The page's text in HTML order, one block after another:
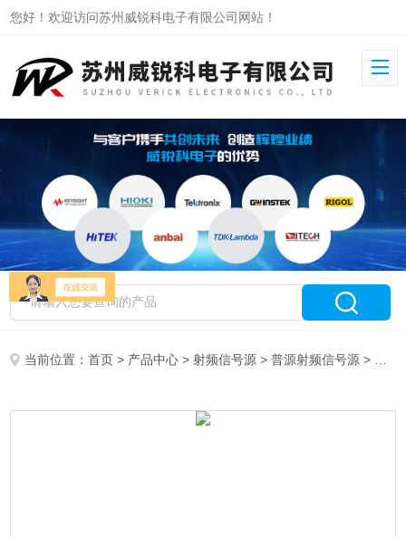
您好！欢迎访问苏州威锐科电子有限公司网站！
当前位置：首页 > 产品中心 >射频信号源 >普源射频信号源 > DSG815普源射频信号源